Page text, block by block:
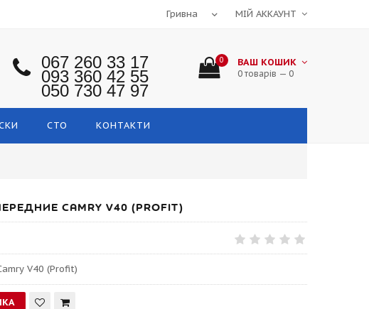
МІЙ АККАУНТ
067 260 33 17
093 360 42 55
050 730 47 97
0 ВАШ КОШИК
0 товарів — 0
СТО КОНТАКТИ
CAMRY V40 (PROFIT)
V40 (Profit)